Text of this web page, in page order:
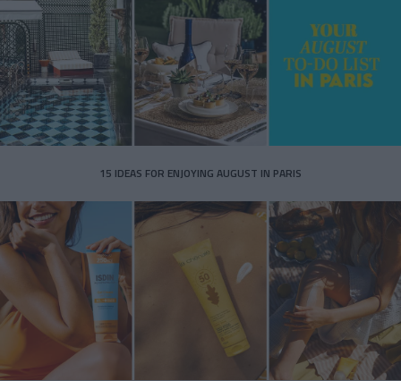
15 IDEAS FOR ENJOYING AUGUST IN PARIS